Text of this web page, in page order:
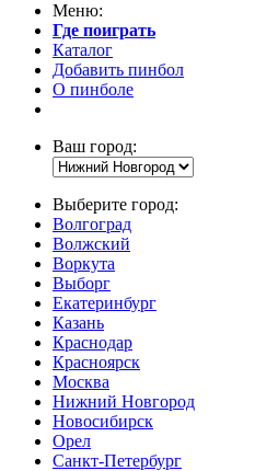
Меню:
Где поиграть
Каталог
Добавить пинбол
О пинболе
Ваш город:
Выберите город:
Волгоград
Волжский
Воркута
Выборг
Екатеринбург
Казань
Краснодар
Красноярск
Москва
Нижний Новгород
Новосибирск
Орел
Санкт-Петербург